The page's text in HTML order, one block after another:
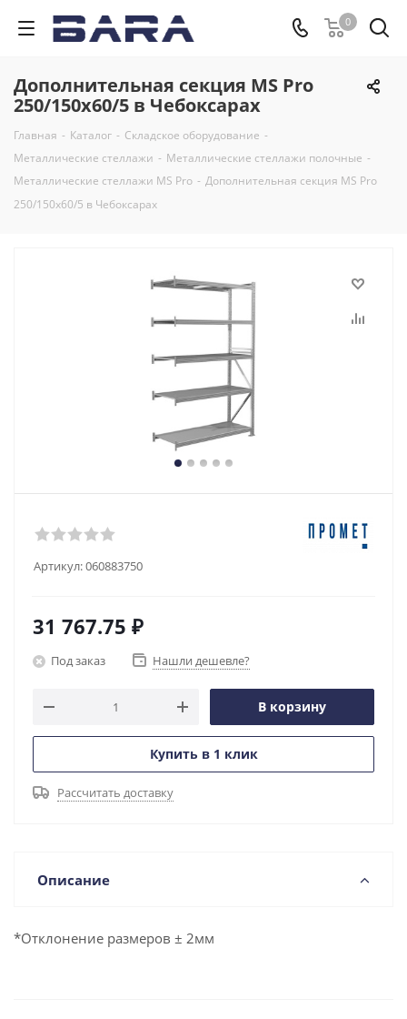
0
Дополнительная секция MS Pro
250/150x60/5 в Чебоксарах
Главная - Каталог - Складское оборудование -
Металлические стеллажи - Металлические стеллажи полочные -
Металлические стеллажи MS Pro - Дополнительная секция MS Pro
250/150x60/5 в Чебоксарах
Артикул:060883750
31 767.75 ₽
Под заказ Нашли дешевле?
В корзину
Купить в 1 клик
Рассчитать доставку
Описание
*Отклонение размеров ± 2мм